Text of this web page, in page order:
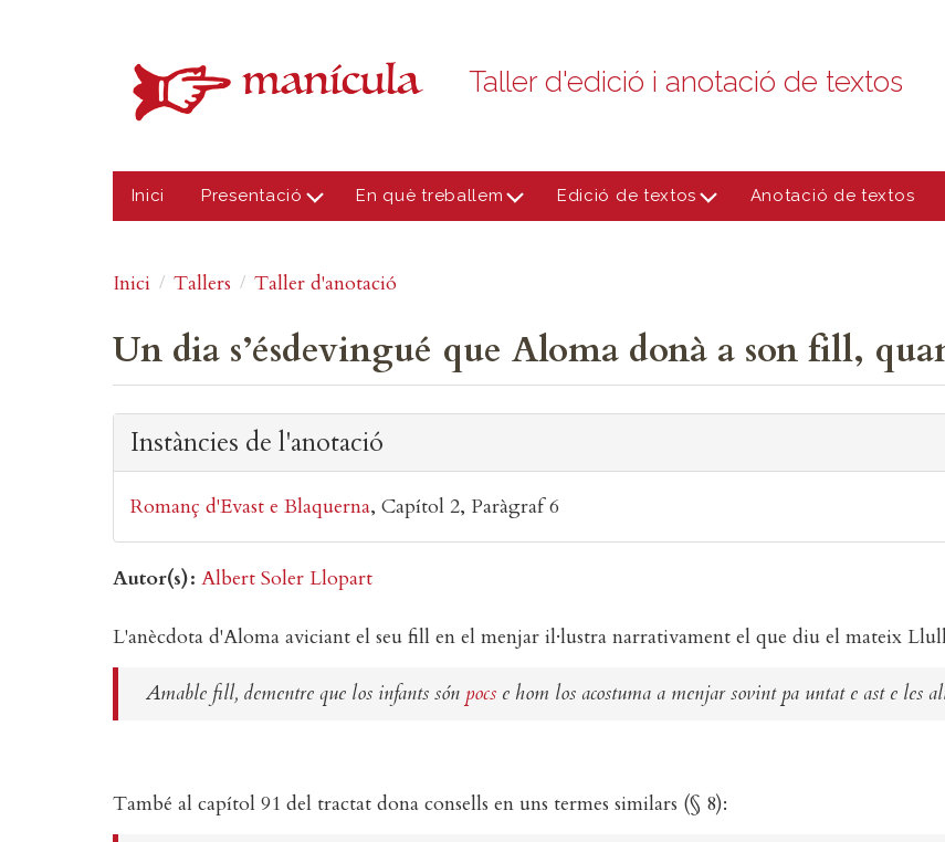
Taller d'edició i anotació de textos
Inici Presentació En què treballem Edició de textos Anotació de textos
Inici Tallers Taller d'anotació
Un dia s’ésdevingué que Aloma donà a son fill,
Instàncies de l'anotació
Romanç d'Evast e Blaquerna Capítol 2 Paràgraf 6
Autor(s) Albert Soler Llopart
L'anècdota d'Aloma aviciant el seu fill en el menjar il·lustra narrativament el que diu el mateix
Amable fill, dementre que los infants són pocs e hom los acostuma a menjar sovint pa untat e ast e les
També al capítol 91 del tractat dona consells en uns termes similars (§ 8):